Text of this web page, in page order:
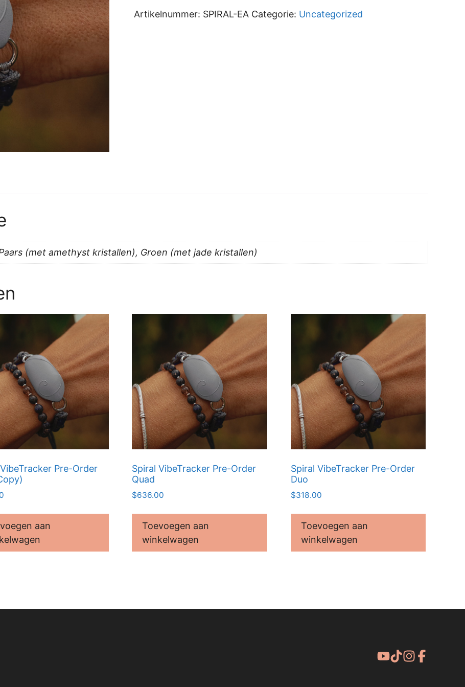
Order
Artikelnummer: SPIRAL-EA Categorie: Uncategorized
(met amethyst kristallen), Groen (met jade kristallen)
Pre-Order
aan
Spiral VibeTracker Pre-Order
Quad
$636.00
Toevoegen aan
winkelwagen
Spiral VibeTracker Pre-Order
Duo
$318.00
Toevoegen aan
winkelwagen